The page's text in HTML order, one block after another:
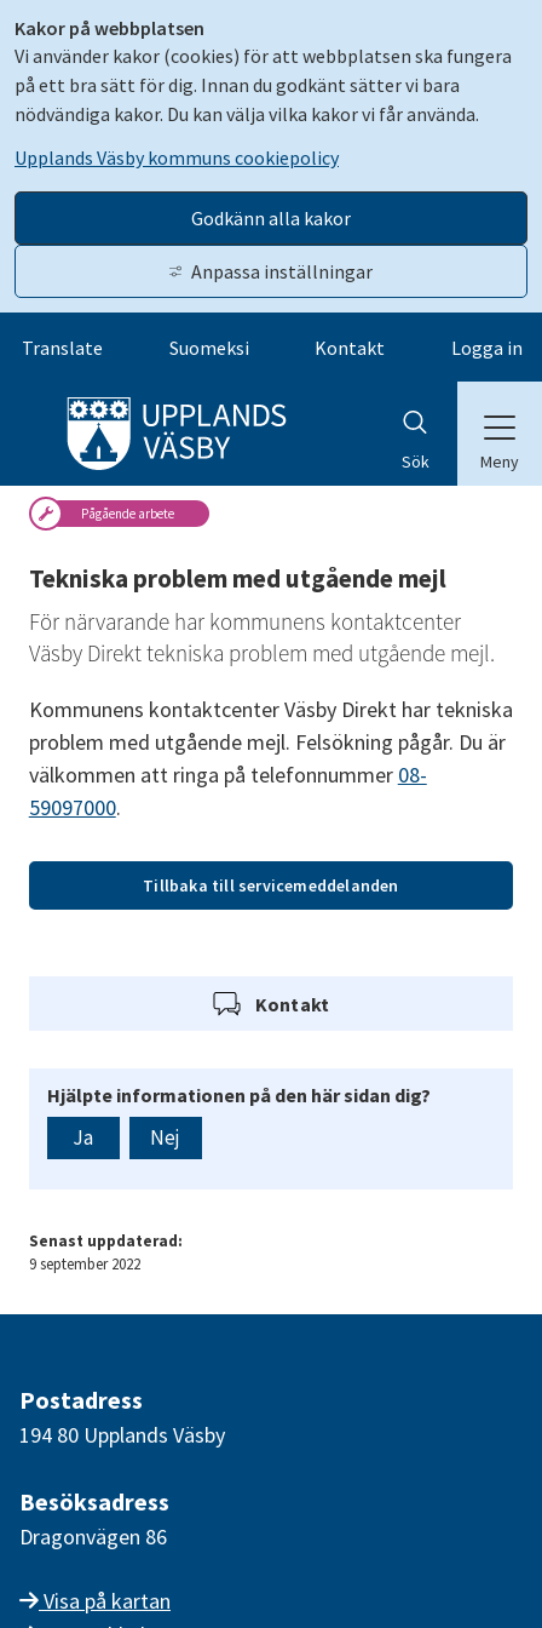
Kakor på webbplatsen
Vi använder kakor (cookies) för att webbplatsen ska fungera
på ett bra sätt för dig. Innan du godkänt sätter vi bara
nödvändiga kakor. Du kan välja vilka kakor vi får använda.
Upplands Väsby kommuns cookiepolicy
Godkänn alla kakor
Anpassa inställningar
Gå till innehåll
Translate Suomeksi Kontakt Logga in
Sök Meny
Pågående arbete
Tekniska problem med utgående mejl
För närvarande har kommunens kontaktcenter
Väsby Direkt tekniska problem med utgående mejl.
Kommunens kontaktcenter Väsby Direkt har tekniska
problem med utgående mejl. Felsökning pågår. Du är
välkommen att ringa på telefonnummer 08-
59097000.
Tillbaka till servicemeddelanden
Kontakt
Hjälpte informationen på den här sidan dig?
Ja Nej
Senast uppdaterad:
9 september 2022
Postadress
194 80 Upplands Väsby
Besöksadress
Dragonvägen 86
Visa på kartan